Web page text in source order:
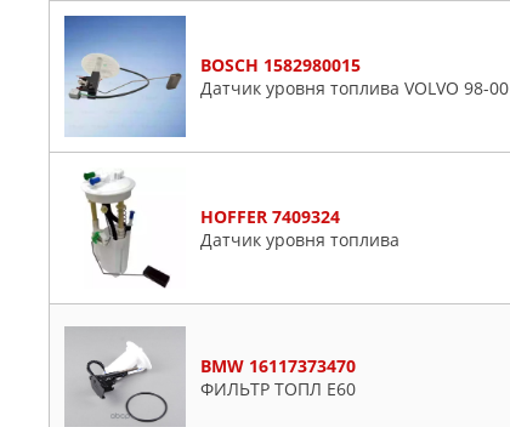
BOSCH 1582980015
Датчик уровня топлива VOLVO 98-00
HOFFER 7409324
Датчик уровня топлива
BMW 16117373470
ФИЛЬТР ТОПЛ E60